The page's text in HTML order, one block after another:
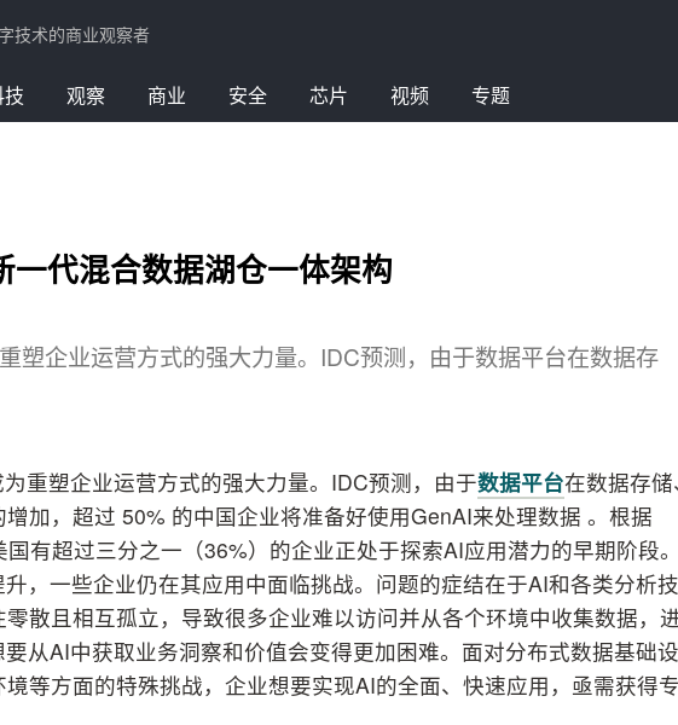
技术的商业观察者
观察 商业 安全 芯片 视频 专题
代混合数据湖仓一体架构
塑企业运营方式的强大力量。IDC预测，由于数据平台在数据存
重塑企业运营方式的强大力量。IDC预测，由于数据平台在数据存储
加，超过 50% 的中国企业将准备好使用GenAI来处理数据 。根据
有超过三分之一（36%）的企业正处于探索AI应用潜力的早期阶段
，一些企业仍在其应用中面临挑战。问题的症结在于AI和各类分析
散且相互孤立，导致很多企业难以访问并从各个环境中收集数据，
从AI中获取业务洞察和价值会变得更加困难。面对分布式数据基础设
境等方面的特殊挑战，企业想要实现AI的全面、快速应用，亟需获得